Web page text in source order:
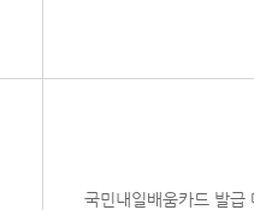
국민내일배움카드 발급